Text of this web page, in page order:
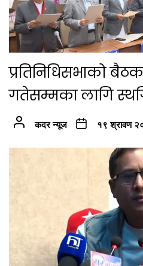
प्रतिनिधिसभाको
गतेसम्मका लागि
कदर न्यूज १९ श्रावण